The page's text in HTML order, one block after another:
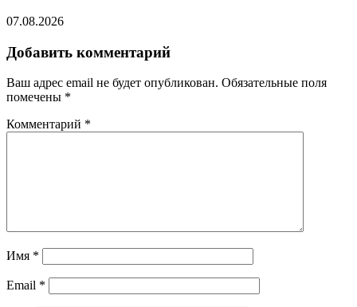
07.08.2026
Добавить комментарий
Ваш адрес email не будет опубликован. Обязательные поля
помечены *
Комментарий *
Имя *
Email *